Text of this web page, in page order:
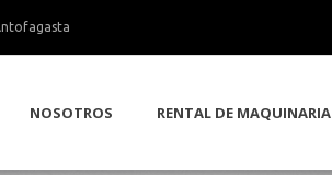
NOSOTROS RENTAL DE MAQUINARIA